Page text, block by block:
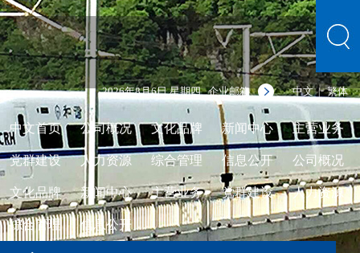
2026年8月6日 星期四企业邮箱 中文 | 繁体
中文首页 公司概况 文化品牌 新闻中心 主营业务
党群建设 人力资源 综合管理 信息公开 公司概况
文化品牌 新闻中心 主营业务 党群建设 人力资源
综合管理 信息公开